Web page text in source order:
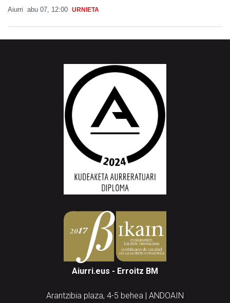
Aiurri abu 07, 12:00 URNIETA
Aiurri.eus - Erroitz BM
Arantzibia plaza, 4-5 behea | ANDOAIN